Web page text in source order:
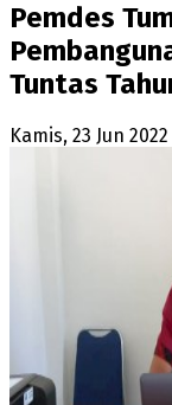
Pemdes
Tuntas
Kamis, 23 Jun 2022